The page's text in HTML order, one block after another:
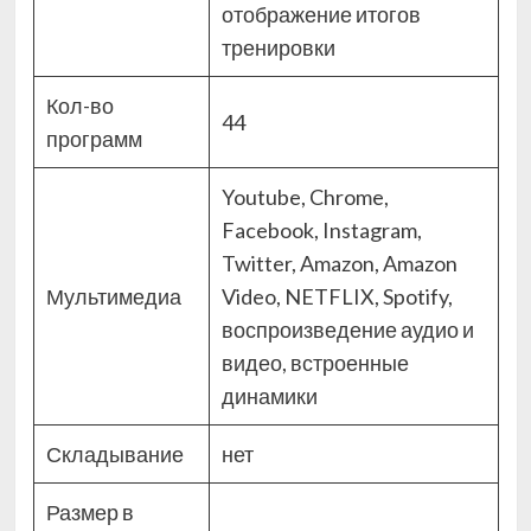
отображение итогов
тренировки
Кол-во
программ
44
Мультимедиа
Youtube, Chrome,
Facebook, Instagram,
Twitter, Amazon, Amazon
Video, NETFLIX, Spotify,
воспроизведение аудио и
видео, встроенные
динамики
Складывание нет
Размер в